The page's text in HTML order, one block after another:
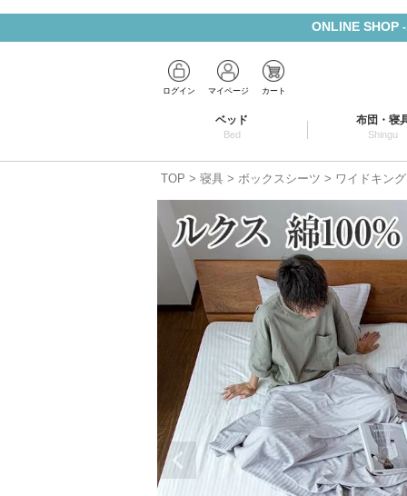
ONLINE SHOP
ログイン マイページ カート
ベッド
Bed
布団・寝
Shingu
TOP 寝具 ボックスシーツ ワイドキング